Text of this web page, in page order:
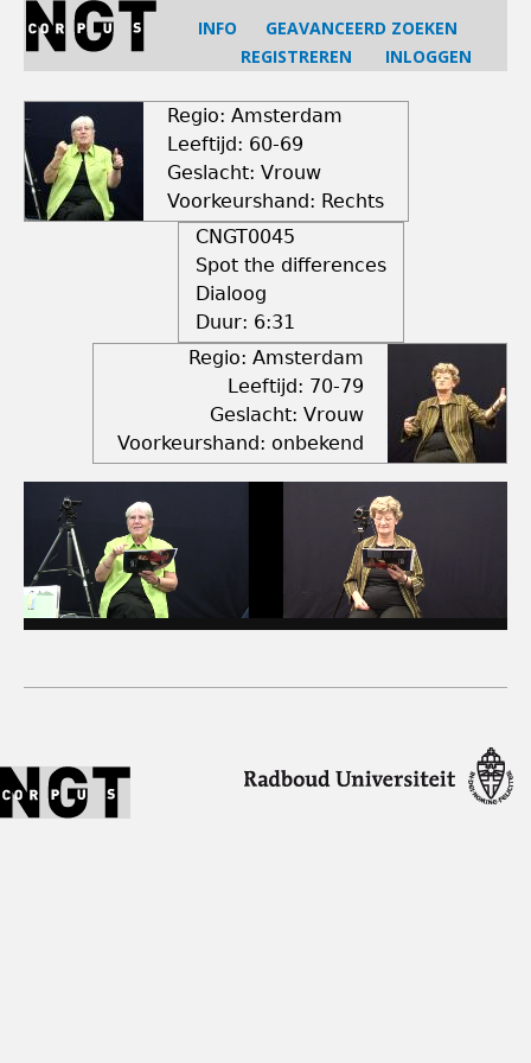
Jump
navigation
INFO
GEAVANCEERD ZOEKEN
REGISTREREN
INLOGGEN
to
top
Regio: Amsterdam
Leeftijd: 60-69
Geslacht: Vrouw
Voorkeurshand: Rechts
CNGT0045
Spot the differences
Dialoog
Duur: 6:31
Regio: Amsterdam
Leeftijd: 70-79
Geslacht: Vrouw
Voorkeurshand: onbekend